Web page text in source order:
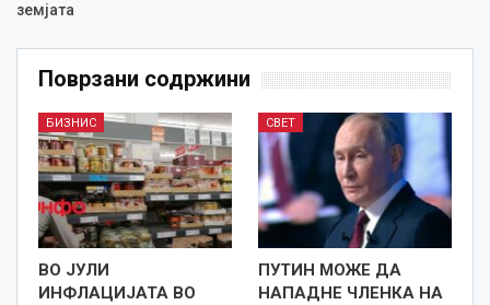
земјата
Поврзани содржини
БИЗНИС
ВО ЈУЛИ
ИНФЛАЦИЈАТА ВО
СВЕТ
ПУТИН МОЖЕ ДА
НАПАДНЕ ЧЛЕНКА НА